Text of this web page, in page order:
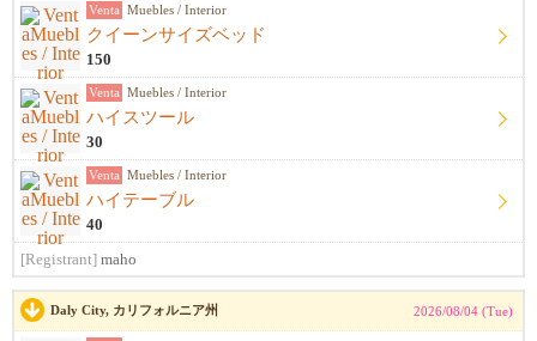
Venta Muebles / Interior
クイーンサイズベッド
150
Venta Muebles / Interior
ハイスツール
30
Venta Muebles / Interior
ハイテーブル
40
[Registrant] maho
Daly City, カリフォルニア州 2026/08/04 (Tue)